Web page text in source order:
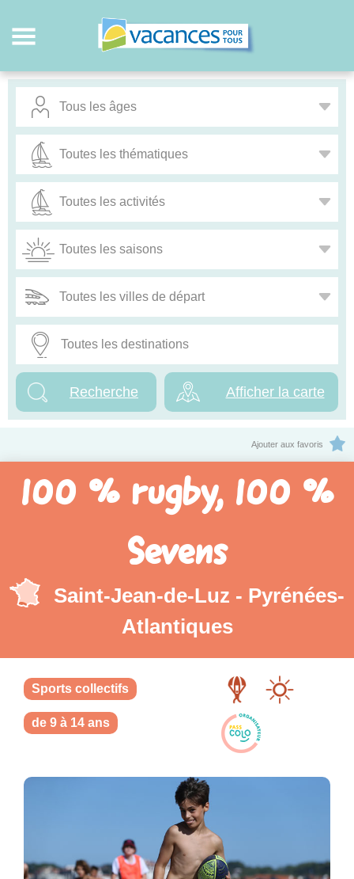
Afficher la carte
Ajouter aux favoris
100 % rugby, 100 %
Sevens
Saint-Jean-de-Luz - Pyrénées-
Atlantiques
Sports collectifs
de 9 à 14 ans